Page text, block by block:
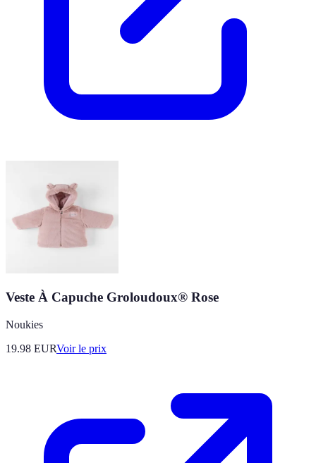
Veste À Capuche Groloudoux® Rose
Noukies
19.98 EURVoir le prix